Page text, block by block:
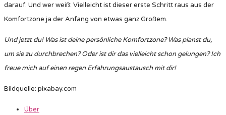
darauf. Und wer weiß: Vielleicht ist dieser erste Schritt raus aus der
Komfortzone ja der Anfang von etwas ganz Großem.
Und jetzt du! Was ist deine persönliche Komfortzone? Was planst du,
um sie zu durchbrechen? Oder ist dir das vielleicht schon gelungen? Ich
freue mich auf einen regen Erfahrungsaustausch mit dir!
Bildquelle: pixabay.com
Über